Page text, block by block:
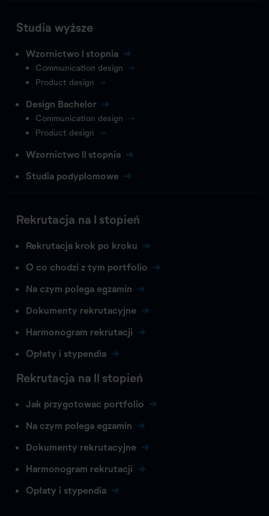
Studia wyższe
Wzornictwo I stopnia
Communication design
Product design
Design Bachelor
Communication design
Product design
Wzornictwo II stopnia
Studia podyplomowe
Rekrutacja na I stopień
Rekrutacja krok po kroku
O co chodzi z tym portfolio
Na czym polega egzamin
Dokumenty rekrutacyjne
Harmonogram rekrutacji
Opłaty i stypendia
Rekrutacja na II stopień
Jak przygotowac portfolio
Na czym polega egzamin
Dokumenty rekrutacyjne
Harmonogram rekrutacji
Opłaty i stypendia